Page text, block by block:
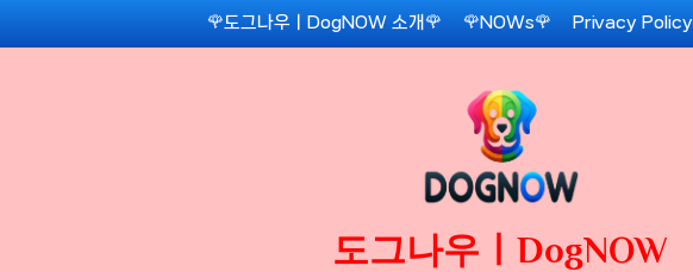
🌹도그나우ㅣDogNOW 소개🌹 🌹NOWs🌹 Privacy Policy
도그나우ㅣDogNOW